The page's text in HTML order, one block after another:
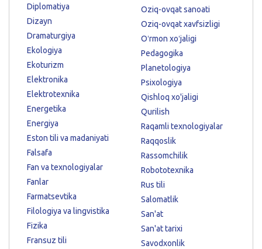
Diplomatiya
Dizayn
Dramaturgiya
Ekologiya
Ekoturizm
Elektronika
Elektrotexnika
Energetika
Energiya
Eston tili va madaniyati
Falsafa
Fan va texnologiyalar
Fanlar
Farmatsevtika
Filologiya va lingvistika
Fizika
Fransuz tili
Oziq-ovqat sanoati
Oziq-ovqat xavfsizligi
Oʻrmon xoʻjaligi
Pedagogika
Planetologiya
Psixologiya
Qishloq xo'jaligi
Qurilish
Raqamli texnologiyalar
Raqqoslik
Rassomchilik
Robototexnika
Rus tili
Salomatlik
San'at
San'at tarixi
Savodxonlik